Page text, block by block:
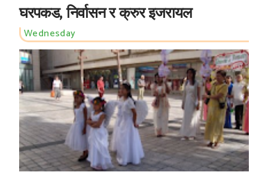
घरपकड, निर्वासन र क्रुर इजरायल
Wednesday